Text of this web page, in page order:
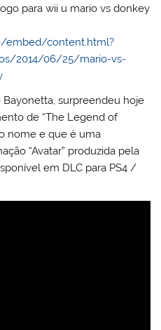
para wii u mario vs donkey
embed/content.html?
2014/06/25/mario-vs-
Bayonetta, surpreendeu hoje
de “The Legend of
nome e que é uma
“Avatar” produzida pela
em DLC para PS4 /